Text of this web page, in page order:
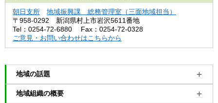
朝日支所
地域振興課 総務管理室（三面地域担当）
〒958-0292
新潟県村上市岩沢5611番地
Tel：0254-72-6880
Fax：0254-72-0328
ご意見・お問い合わせはこちらから
地域の話題
地域組織の概要